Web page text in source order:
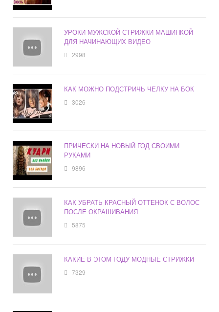
УРОКИ МУЖСКОЙ СТРИЖКИ МАШИНКОЙ
ДЛЯ НАЧИНАЮЩИХ ВИДЕО
2998
КАК МОЖНО ПОДСТРИЧЬ ЧЕЛКУ НА БОК
3026
ПРИЧЕСКИ НА НОВЫЙ ГОД СВОИМИ
РУКАМИ
9896
КАК УБРАТЬ КРАСНЫЙ ОТТЕНОК С ВОЛОС
ПОСЛЕ ОКРАШИВАНИЯ
5875
КАКИЕ В ЭТОМ ГОДУ МОДНЫЕ СТРИЖКИ
7329